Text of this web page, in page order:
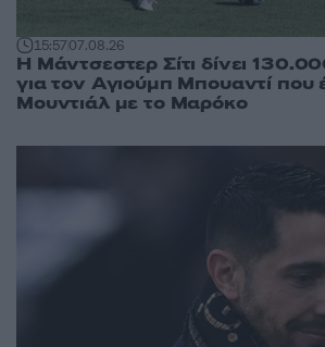
15:5707.08.26
Η Μάντσεστερ Σίτι δίνει
για τον Αγιούμπ Μπουαντί που
Μουντιάλ με το Μαρόκο